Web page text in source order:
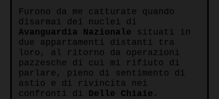
Furono da me catturate quando
disarmai dei nuclei di
Avanguardia Nazionale situati in
due appartamenti distanti tra
loro, al ritorno da operazioni
pazzesche di cui mi rifiuto di
parlare, pieno di sentimento di
astio e di rivincita nei
confronti di Delle Chiaie .